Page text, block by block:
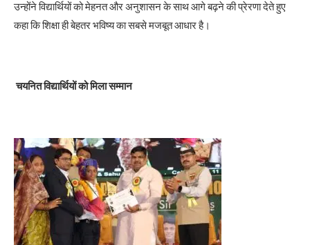
उन्होंने विद्यार्थियों को मेहनत और अनुशासन के साथ आगे बढ़ने की प्रेरणा देते हुए
कहा कि शिक्षा ही बेहतर भविष्य का सबसे मजबूत आधार है।
चयनित विद्यार्थियों को मिला सम्मान